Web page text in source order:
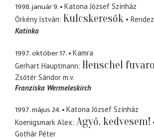
1998. január 9.
Katona József Színház
Örkény István Kulcskeresők
Katinka
1997. október 17.
Kamra
Gerhart Hauptmann Henschel
Zsótér Sándor m.v.
Franziska Wermeleskirch
1997. május 24.
Katona József Színház
Koenigsmark Alex Agyő, kedvesem!
Gothár Péter